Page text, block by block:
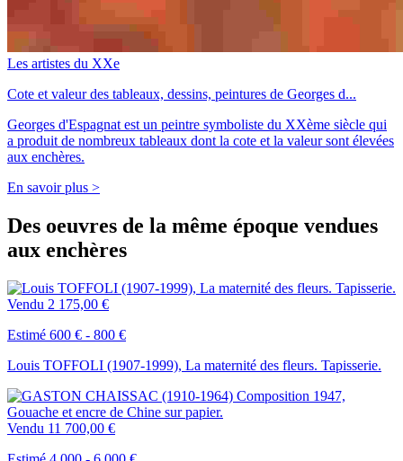
Les artistes du XXe
Cote et valeur des tableaux, dessins, peintures de Georges d...
Georges d'Espagnat est un peintre symboliste du XXème siècle qui
a produit de nombreux tableaux dont la cote et la valeur sont élevées
aux enchères.
En savoir plus >
Des oeuvres de la même époque vendues
aux enchères
Vendu 2 175,00 €
Estimé 600 € - 800 €
Louis TOFFOLI (1907-1999), La maternité des fleurs. Tapisserie.
Vendu 11 700,00 €